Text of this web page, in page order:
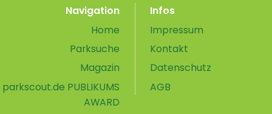
Navigation
Home
Parksuche
Magazin
parkscout.de PUBLIKUMS
AWARD
Infos
Impressum
Kontakt
Datenschutz
AGB